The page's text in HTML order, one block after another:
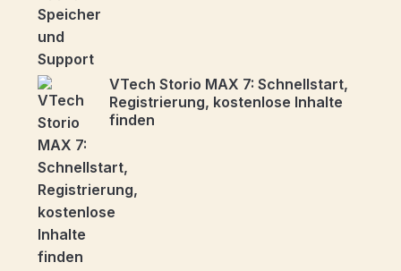
VTech Storio MAX 7: Schnellstart,
Registrierung, kostenlose Inhalte
finden